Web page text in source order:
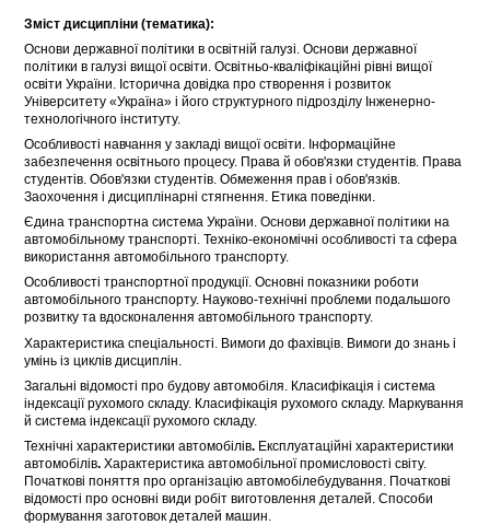
Зміст дисципліни (тематика):
Основи державної політики в освітній галузі. Основи державної
політики в галузі вищої освіти. Освітньо-кваліфікаційні рівні вищої
освіти України. Історична довідка про створення і розвиток
Університету «Україна» і його структурного підрозділу Інженерно-
технологічного інституту.
Особливості навчання у закладі вищої освіти. Інформаційне
забезпечення освітнього процесу. Права й обов'язки студентів. Права
студентів. Обов'язки студентів. Обмеження прав і обов'язків.
Заохочення і дисциплінарні стягнення. Етика поведінки.
Єдина транспортна система України. Основи державної політики на
автомобільному транспорті. Техніко-економічні особливості та сфера
використання автомобільного транспорту.
Особливості транспортної продукції. Основні показники роботи
автомобільного транспорту. Науково-технічні проблеми подальшого
розвитку та вдосконалення автомобільного транспорту.
Характеристика спеціальності. Вимоги до фахівців. Вимоги до знань і
умінь із циклів дисциплін.
Загальні відомості про будову автомобіля. Класифікація і система
індексації рухомого складу. Класифікація рухомого складу. Маркування
й система індексації рухомого складу.
Технічні характеристики автомобілів. Експлуатаційні характеристики
автомобілів.Характеристика автомобільної промисловості світу.
Початкові поняття про організацію автомобілебудування. Початкові
відомості про основні види робіт виготовлення деталей. Способи
формування заготовок деталей машин.